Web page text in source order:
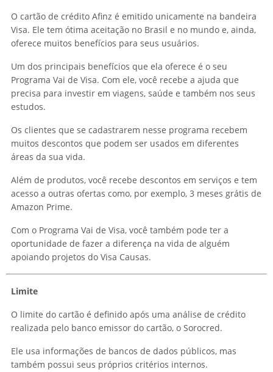
O cartão de crédito Afinz é emitido unicamente na bandeira
Visa. Ele tem ótima aceitação no Brasil e no mundo e, ainda,
oferece muitos benefícios para seus usuários.
Um dos principais benefícios que ela oferece é o seu
Programa Vai de Visa. Com ele, você recebe a ajuda que
precisa para investir em viagens, saúde e também nos seus
estudos.
Os clientes que se cadastrarem nesse programa recebem
muitos descontos que podem ser usados em diferentes
áreas da sua vida.
Além de produtos, você recebe descontos em serviços e tem
acesso a outras ofertas como, por exemplo, 3 meses grátis de
Amazon Prime.
Com o Programa Vai de Visa, você também pode ter a
oportunidade de fazer a diferença na vida de alguém
apoiando projetos do Visa Causas.
Limite
O limite do cartão é definido após uma análise de crédito
realizada pelo banco emissor do cartão, o Sorocred.
Ele usa informações de bancos de dados públicos, mas
também possui seus próprios critérios internos.